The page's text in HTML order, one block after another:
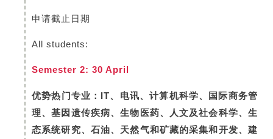
申请截止日期
All students:
Semester 2: 30 April
优势热门专业：IT、电讯、计算机科学、国际商务管
理、基因遗传疾病、生物医药、人文及社会科学、生
态系统研究、石油、天然气和矿藏的采集和开发、建